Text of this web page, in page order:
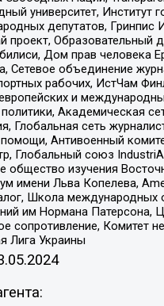
университет, Институт
депутатов,
проект,
Дом прав человека
объединение
рабочих, ИстЧам
и
Академическая
сеть
Антивоенный
Глобальный союз
изучения
Льва Копелева,
Школа международных
им Нормана
Комитет
Лига Украины